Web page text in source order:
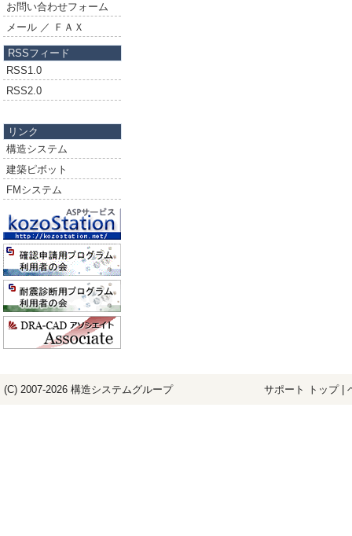
お問い合わせフォーム
メール ／ ＦＡＸ
RSSフィード
RSS1.0
RSS2.0
リンク
構造システム
建築ピボット
FMシステム
(C) 2007-2026 構造システムグループ サポート トップ|